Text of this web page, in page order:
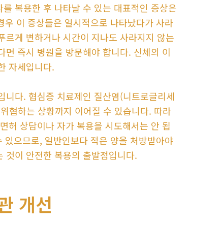
복용한 후 나타날 수 있는 대표적인 증상은
이 증상들은 일시적으로 나타났다가 사라
게 변하거나 시간이 지나도 사라지지 않는
즉시 병원을 방문해야 합니다. 신체의 이
자세입니다.
다. 협심증 치료제인 질산염(니트로글리세
협하는 상황까지 이어질 수 있습니다. 따라
허 상담이나 자가 복용을 시도해서는 안 됩
으므로, 일반인보다 적은 양을 처방받아야
것이 안전한 복용의 출발점입니다.
개선